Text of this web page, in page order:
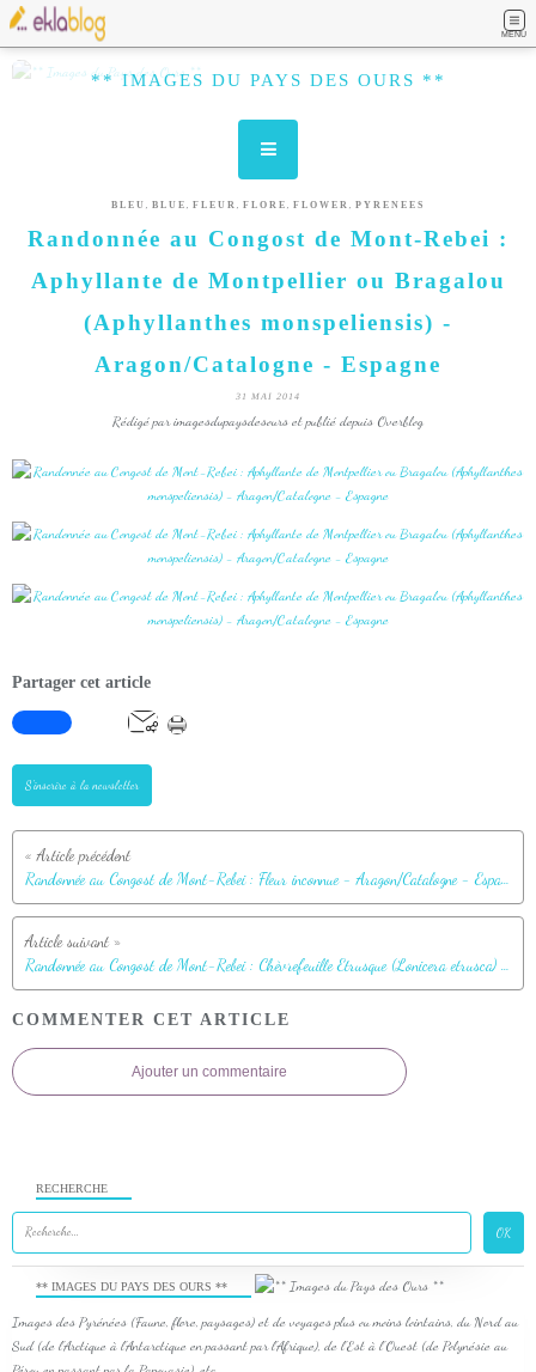
MENU
** IMAGES DU PAYS DES OURS **
BLEU , BLUE , FLEUR , FLORE , FLOWER , PYRENEES
Randonnée au Congost de Mont-Rebei :
Aphyllante de Montpellier ou Bragalou
(Aphyllanthes monspeliensis) -
Aragon/Catalogne - Espagne
31 MAI 2014
Rédigé par imagesdupaysdesours et publié depuis Overblog
Partager cet article
S'inscrire à la newsletter
Randonnée au Congost de Mont-Rebei : Fleur inconnue - Aragon/Catalogne - Espagne
Randonnée au Congost de Mont-Rebei : Chèvrefeuille Etrusque (Lonicera etrusca) - Aragon/Catalogne - Espagne
COMMENTER CET ARTICLE
Ajouter un commentaire
RECHERCHE
** IMAGES DU PAYS DES OURS **
Images des Pyrénées (Faune, flore, paysages) et de voyages plus ou moins lointains, du Nord au
Sud (de l'Arctique à l'Antarctique en passant par l'Afrique), de l'Est à l'Ouest (de Polynésie au